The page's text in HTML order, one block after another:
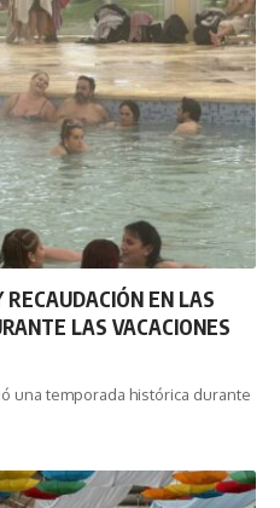
EN LAS
LAS VACACIONES
una temporada histórica durante